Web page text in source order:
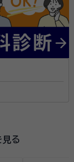
応してくださった方
とても良かった。
続や遺言専門の
に悩む方々に
きやトラブルに
見る